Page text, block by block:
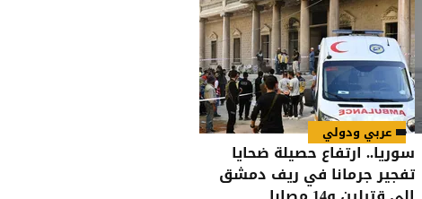
عربي ودولي
سوريا.. ارتفاع حصيلة ضحايا
تفجير جرمانا في ريف دمشق